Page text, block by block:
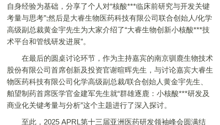
自身经验为基础，分享了个人对“核酸***临床前研究与开发关键
考量与思考”;然后是大睿生物医药科技有限公司联合创始人/化学
高级副总裁黄金宇先生为大家介绍了“大睿生物创新小核酸***技
术平台和管线研发进展”。
在最后的圆桌讨论环节，作为主持嘉宾的南京驯鹿生物技术
股份有限公司首席创新及投资官谢暄晖先生，与讨论嘉宾大睿生
物医药科技有限公司化学高级副总裁/联合创始人黄金宇先生、
舶望制药首席医学官金建军先生就“群雄逐鹿：小核酸***研发及
商业化关键考量与分析”这个主题进行了深入探讨。
至此，2025 APRL第十三届亚洲医药研发领袖峰会圆满结